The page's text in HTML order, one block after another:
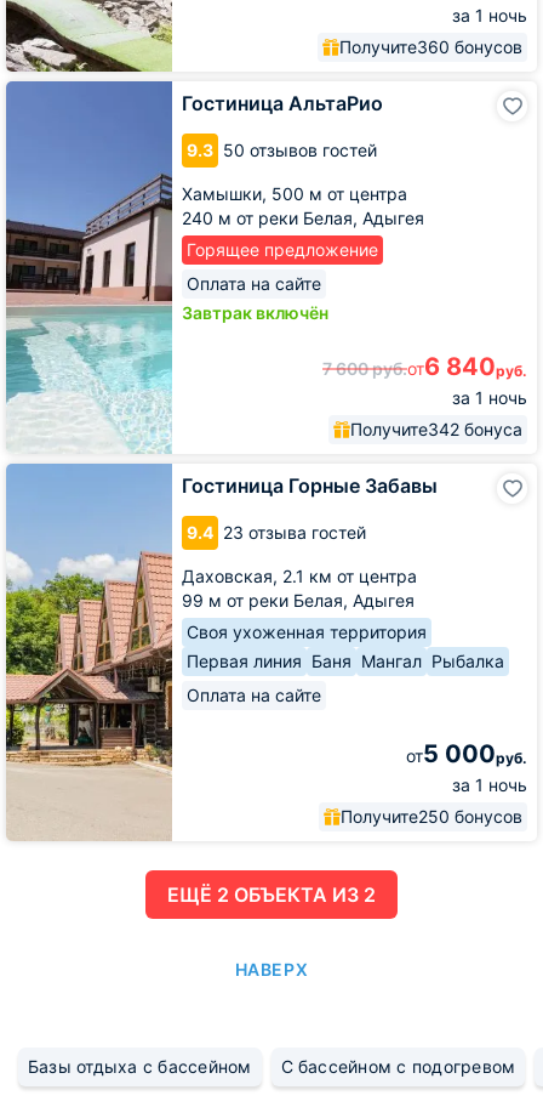
за 1 ночь
Получите360 бонусов
Гостиница АльтаРио
9.3 50 отзывов гостей
Хамышки, 500 м от центра
240 м от реки Белая, Адыгея
Горящее предложение
Оплата на сайте
Завтрак включён
7 600руб.от6 840руб.
за 1 ночь
Получите342 бонуса
Гостиница
Гостиница Горные Забавы
9.4 23 отзыва гостей
Даховская, 2.1 км от центра
99 м от реки Белая, Адыгея
Своя ухоженная территория
Первая линия Баня Мангал Рыбалка
Оплата на сайте
от5 000руб.
за 1 ночь
Получите250 бонусов
Гостиница
ЕЩË 2 ОБЪЕКТА ИЗ 2
НАВЕРХ
Базы отдыха с бассейном С бассейном с подогревом